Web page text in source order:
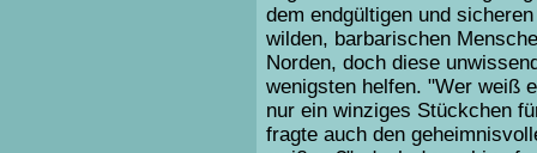
dem endgültigen und
wilden, barbarischen
Norden, doch diese
wenigsten helfen. "Wer weiß
nur ein winziges Stückchen
fragte auch den